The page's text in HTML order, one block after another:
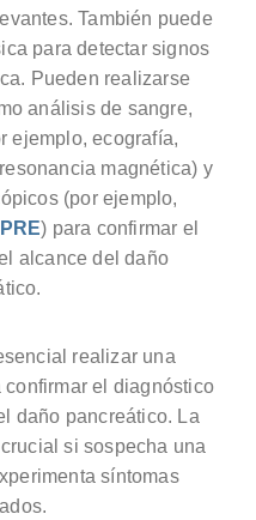
También puede
para detectar signos
Pueden realizarse
análisis de sangre,
ejemplo, ecografía,
magnética) y
(por ejemplo,
) para confirmar el
alcance del daño
realizar una
el diagnóstico
daño pancreático. La
si sospecha una
síntomas